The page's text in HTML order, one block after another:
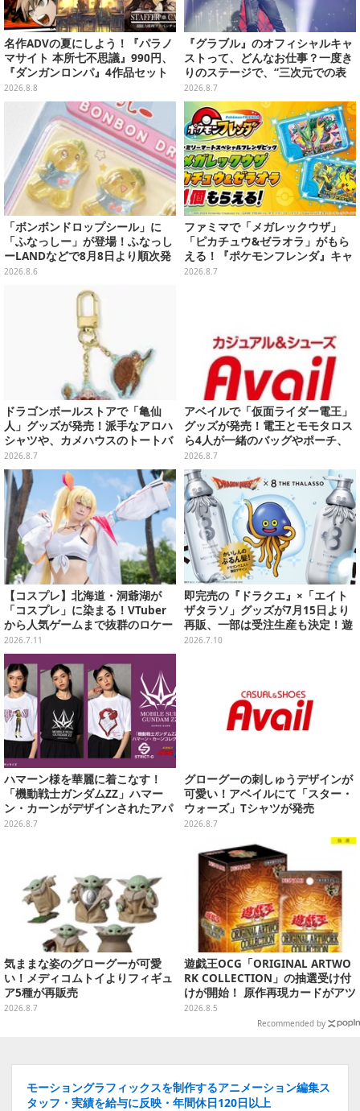
名作ADVの夏にしよう！『パラノ
マサイト 本所七不思議』990円、
『ダンガンロンパ』4作品セット
で3,060円、“お紳士”な恋愛ADV
は1,192円！【eショップのお薦め
セール】
2026.8.8
『グラブル』のオフィシャルキャ
ストって、どんなお仕事？一度き
りのステージで、“三次元での表
現”に全力を懸けるキャスト陣の
舞台裏【インタビュー】
2026.8.7
「ボンボンドロップシール」に
「ふなっしー」が登場！ふなっし
ーLANDなどで8月8日より順次発
売
2026.8.6
ファミマで「メガレックウザ」
「ピカチュウ&ゼラオラ」がもら
える！『ポケモンフレンダ』キャ
ンペーンが8月11日開始
2026.8.7
ドラゴンボールストアで「亀仙
人」グッズが発売！派手なアロハ
シャツや、カメハウスのトートバ
ッグなど夏らしいアイテムがズラ
リ
2026.8.7
アベイルで「仮面ライダー電王」
グッズが発売！電王とモモタロス
ら4人が一緒のバッグやポーチ、
収納ボックスも
2026.8.7
【コスプレ】北海道・洞爺湖が
「コスプレ」に染まる！VTuber
から人気ゲームまで抜群のロケー
ションも必見な美女レイヤー10選
【写真45枚】
2026.7.11
即完売の『ドラクエ』×「エイト
ザタラソ」グッズが7月15日より
再販、一部は受注生産も決定！遊
び心満載なホイミスライムのポン
2026.7.10
ハマーン様を華麗に着こなす！
「機動戦士ガンダムZZ」ハマー
ン・カーンがデザインされたアパ
レルが販売
2026.8.7
グローグーの刺しゅうデザインが
可愛い！アベイルにて「スター・
ウォーズ」Tシャツが発売
2026.8.7
気ままな姿のグローグーが可愛
い！メディコムトイよりフィギュ
ア5種が再販売
2026.8.7
遊戯王OCG「ORIGINAL ARTWO
RK COLLECTION」の抽選受け付
けが開始！ 原作再現カードがアツ
いスペシャルパック
2026.8.5
Recommended by
モーショングラフィックスを制作するアニメーション編集ス
タッフ・実績を給与に反映・年間休日120日以上